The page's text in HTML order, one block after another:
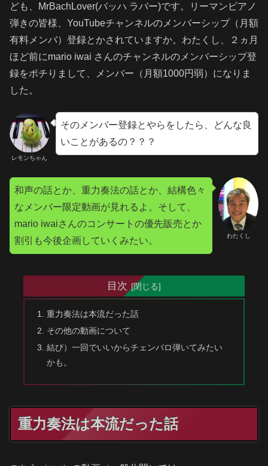
ども、MrBachLover(バッハ ラバー)です。リーマンピアノ
弾きの皆様、YouTubeチャンネルのメンバーシップ（月額
有料メンバ）登録とかされていますか。わたくし、２ヵ月
ほど前にmario iwai さんのチャンネルのメンバーシップ登
録をポチりまして、メンバー（月額1000円弱）になりま
した。
レモンちゃん
そのメンバー登録とやらをしたら、どんな良
いことがあるの？？？
わたくし
和声の話とか、重力奏法の話とか、結構色々
なメンバー限定動画が見れるよ。そして、
mario iwaiさんのコンサートの優先販売とか
割引も今後企画していくみたい。
目次
重力奏法は本流だった話
その他の動画について
結び）一回でいいからチェンバロ弾いてみたい
かも。
重力奏法は本流だった話